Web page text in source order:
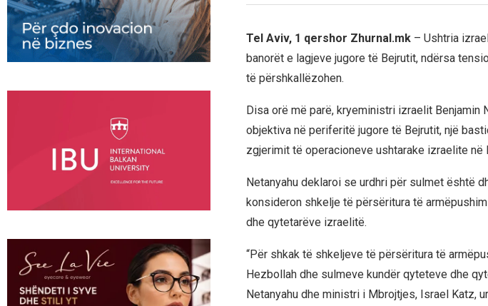
Tel Aviv, 1 qershor Zhurnal.mk– Ushtria
banorët e lagjeve jugore të Bejrutit, ndërsa
të përshkallëzohen.
Disa orë më parë, kryeministri izraelit Benjamin
objektiva në periferitë jugore të Bejrutit, një
zgjerimit të operacioneve ushtarake izraelite në
Netanyahu deklaroi se urdhri për sulmet është
konsideron shkelje të përsëritura të
dhe qytetarëve izraelitë.
“Për shkak të shkeljeve të përsëritura të
Hezbollah dhe sulmeve kundër qyteteve dhe
Netanyahu dhe ministri i Mbrojtjes, Israel Katz,